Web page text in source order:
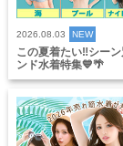
2026.08.03 NEW
この夏着たい‼️シー
ンド水着特集💙🌴